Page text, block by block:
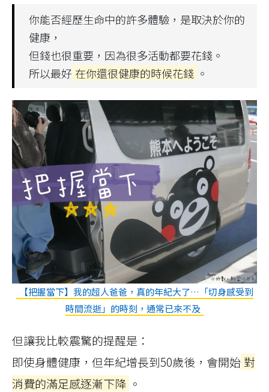
你能否經歷生命中的許多體驗，是取決於你的
健康，
但錢也很重要，因為很多活動都要花錢。
所以最好 在你還很健康的時候花錢 。
【把握當下】我的超人爸爸，真的年紀大了…「切身感受到
時間流逝」的時刻，通常已來不及
但讓我比較震驚的提醒是：
即使身體健康，但年紀增長到50歲後，會開始 對
消費的滿足感逐漸下降 。